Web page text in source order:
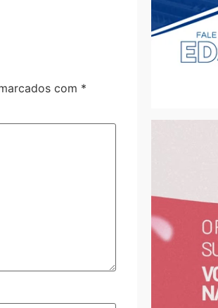
com *